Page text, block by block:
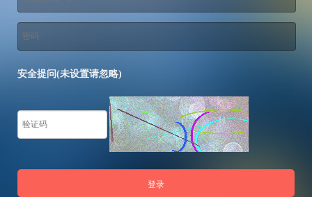
安全提问(未设置请忽略)
登录